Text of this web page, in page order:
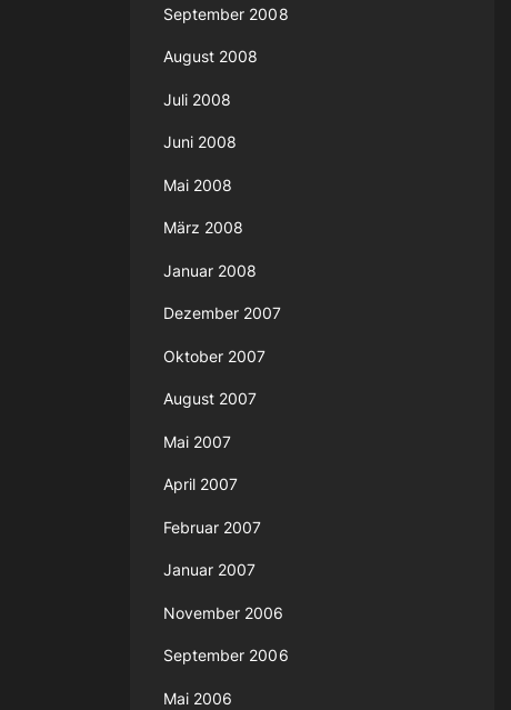
September 2008
August 2008
Juli 2008
Juni 2008
Mai 2008
März 2008
Januar 2008
Dezember 2007
Oktober 2007
August 2007
Mai 2007
April 2007
Februar 2007
Januar 2007
November 2006
September 2006
Mai 2006